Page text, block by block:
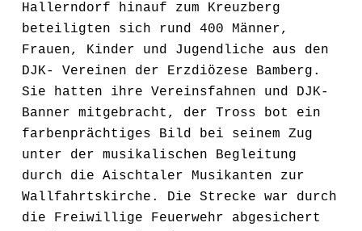
Hallerndorf hinauf zum Kreuzberg
beteiligten sich rund 400 Männer,
Frauen, Kinder und Jugendliche aus den
DJK- Vereinen der Erzdiözese Bamberg.
Sie hatten ihre Vereinsfahnen und DJK-
Banner mitgebracht, der Tross bot ein
farbenprächtiges Bild bei seinem Zug
unter der musikalischen Begleitung
durch die Aischtaler Musikanten zur
Wallfahrtskirche. Die Strecke war durch
die Freiwillige Feuerwehr abgesichert